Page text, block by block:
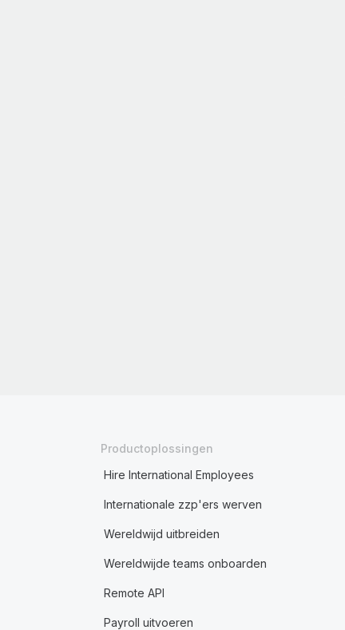
Productoplossingen
Hire International Employees
Internationale zzp'ers werven
Wereldwijd uitbreiden
Wereldwijde teams onboarden
Remote API
Payroll uitvoeren